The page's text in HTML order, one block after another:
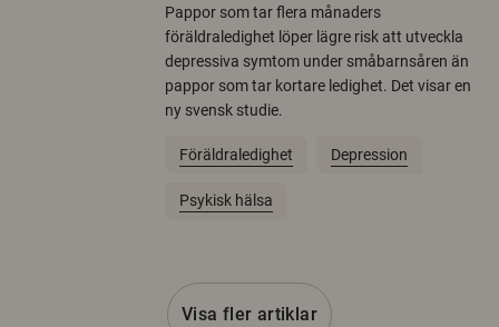
Pappor som tar flera månaders
föräldraledighet löper lägre risk att utveckla
depressiva symtom under småbarnsåren än
pappor som tar kortare ledighet. Det visar en
ny svensk studie.
Föräldraledighet Depression
Psykisk hälsa
Visa fler artiklar